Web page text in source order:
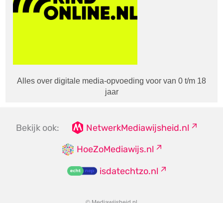
Alles over digitale media-opvoeding voor van 0 t/m 18
jaar
Bekijk ook:
NetwerkMediawijsheid.nl
HoeZoMediawijs.nl
isdatechtzo.nl